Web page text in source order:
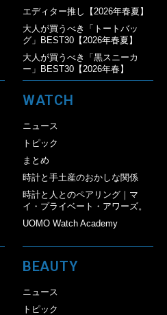
エディター推し【2026年春夏】
大人が買うべき「トートバッ
グ」BEST30【2026年春夏】
大人が買うべき「黒スニーカ
ー」BEST30【2026年春】
WATCH
ニュース
トピック
まとめ
時計と手土産のおかしな関係
時計と人とのペアリング｜マ
イ・プライベート・アワーズ。
UOMO Watch Academy
BEAUTY
ニュース
トピック